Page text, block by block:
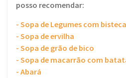
posso recomendar:
- Sopa de Legumes com
- Sopa de ervilha
- Sopa de grão de bico
- Sopa de macarrão com
- Abará